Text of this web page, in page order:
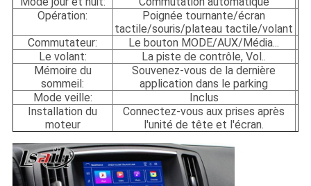
Opération:
Poignée tournante/écran
tactile/souris/plateau tactile/volant
Commutateur:
Le bouton MODE/AUX/Média...
Le volant:
La piste de contrôle, Vol..
Mémoire du
sommeil:
Souvenez-vous de la dernière
application dans le parking
Mode veille:
Inclus
Installation du
moteur
Connectez-vous aux prises après
l'unité de tête et l'écran.